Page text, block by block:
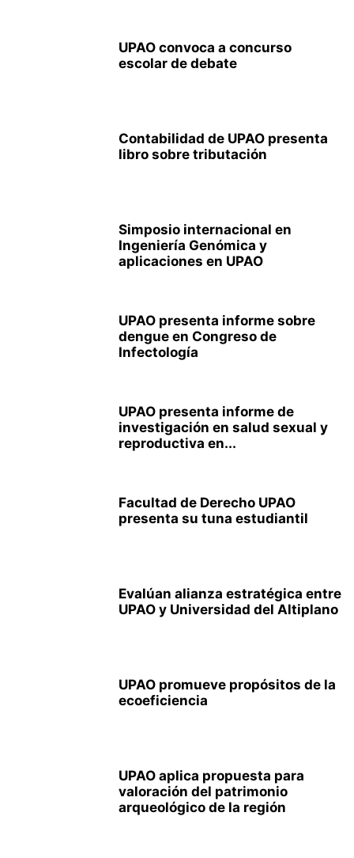
UPAO convoca a concurso
escolar de debate
Contabilidad de UPAO presenta
libro sobre tributación
Simposio internacional en
Ingeniería Genómica y
aplicaciones en UPAO
UPAO presenta informe sobre
dengue en Congreso de
Infectología
UPAO presenta informe de
investigación en salud sexual y
reproductiva en...
Facultad de Derecho UPAO
presenta su tuna estudiantil
Evalúan alianza estratégica entre
UPAO y Universidad del Altiplano
UPAO promueve propósitos de la
ecoeficiencia
UPAO aplica propuesta para
valoración del patrimonio
arqueológico de la región